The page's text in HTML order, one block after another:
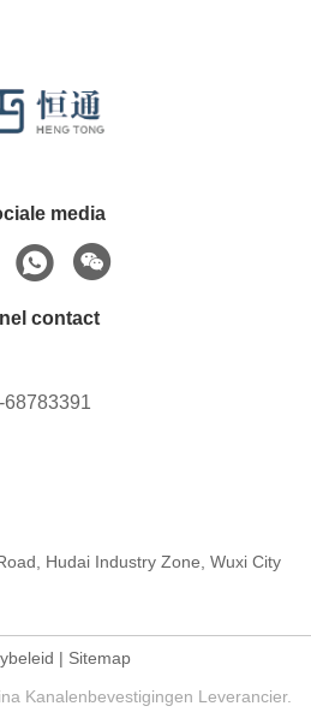
media
contact
Hudai Industry Zone, Wuxi City
| Sitemap
Kanalenbevestigingen Leverancier.